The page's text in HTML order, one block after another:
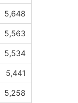
5,648
5,563
5,534
5,441
5,258